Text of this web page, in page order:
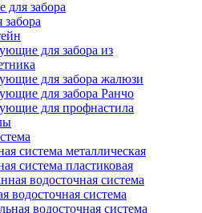
забора
для забора из
для забора жалюзи
для забора Ранчо
для профнастила
система металлическая
система пластиковая
водосточная система
водосточная система
водосточная система